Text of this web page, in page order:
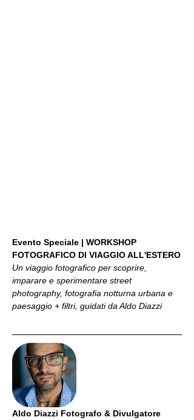
Evento Speciale | WORKSHOP
FOTOGRAFICO DI VIAGGIO ALL'ESTERO
Un viaggio fotografico per scoprire,
imparare e sperimentare street
photography, fotografia notturna urbana e
paesaggio + filtri, guidati da Aldo Diazzi
Aldo Diazzi Fotografo & Divulgatore